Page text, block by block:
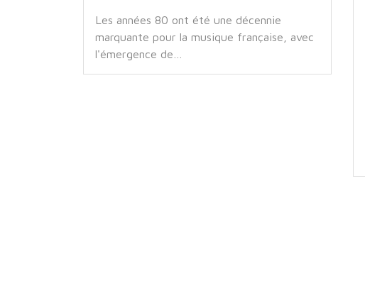
Les années 80 ont été une décennie
marquante pour la musique française, avec
l'émergence de…